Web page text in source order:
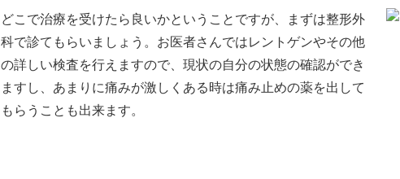
どこで治療を受けたら良いかということですが、まずは整形外
科で診てもらいましょう。お医者さんではレントゲンやその他
の詳しい検査を行えますので、現状の自分の状態の確認ができ
ますし、あまりに痛みが激しくある時は痛み止めの薬を出して
もらうことも出来ます。